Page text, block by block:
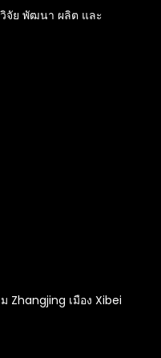
จัย พัฒนา ผลิต และ
Zhangjing เมือง Xibei